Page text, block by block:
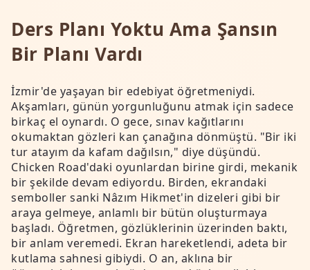
Ders Planı Yoktu Ama Şansın
Bir Planı Vardı
İzmir'de yaşayan bir edebiyat öğretmeniydi.
Akşamları, günün yorgunluğunu atmak için sadece
birkaç el oynardı. O gece, sınav kağıtlarını
okumaktan gözleri kan çanağına dönmüştü. "Bir iki
tur atayım da kafam dağılsın," diye düşündü.
Chicken Road'daki oyunlardan birine girdi, mekanik
bir şekilde devam ediyordu. Birden, ekrandaki
semboller sanki Nâzım Hikmet'in dizeleri gibi bir
araya gelmeye, anlamlı bir bütün oluşturmaya
başladı. Öğretmen, gözlüklerinin üzerinden baktı,
bir anlam veremedi. Ekran hareketlendi, adeta bir
kutlama sahnesi gibiydi. O an, aklına bir